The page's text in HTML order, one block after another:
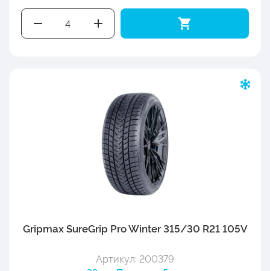
Gripmax SureGrip Pro Winter 315/30 R21 105V
Артикул: 200379